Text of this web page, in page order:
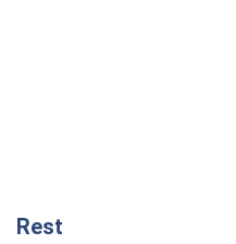
Rest